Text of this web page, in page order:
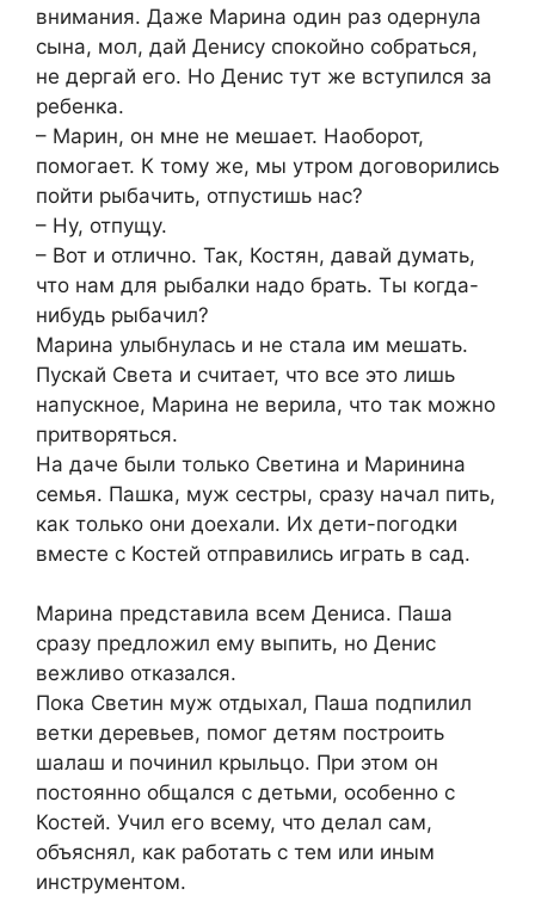
внимания. Даже Марина один раз одернула
сына, мол, дай Денису спокойно собраться,
не дергай его. Но Денис тут же вступился за
ребенка.
– Марин, он мне не мешает. Наоборот,
помогает. К тому же, мы утром договорились
пойти рыбачить, отпустишь нас?
– Ну, отпущу.
– Вот и отлично. Так, Костян, давай думать,
что нам для рыбалки надо брать. Ты когда-
нибудь рыбачил?
Марина улыбнулась и не стала им мешать.
Пускай Света и считает, что все это лишь
напускное, Марина не верила, что так можно
притворяться.
На даче были только Светина и Маринина
семья. Пашка, муж сестры, сразу начал пить,
как только они доехали. Их дети-погодки
вместе с Костей отправились играть в сад.
Марина представила всем Дениса. Паша
сразу предложил ему выпить, но Денис
вежливо отказался.
Пока Светин муж отдыхал, Паша подпилил
ветки деревьев, помог детям построить
шалаш и починил крыльцо. При этом он
постоянно общался с детьми, особенно с
Костей. Учил его всему, что делал сам,
объяснял, как работать с тем или иным
инструментом.